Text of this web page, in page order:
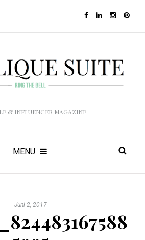
& INFLUENCER MAGAZINE
MENU
Juni 2, 2017